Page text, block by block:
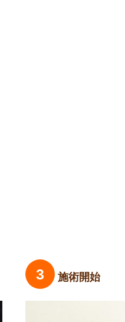
施術開始